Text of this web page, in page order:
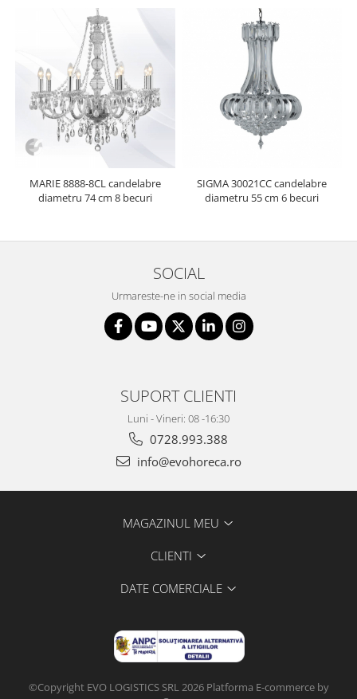
MARIE 8888-8CL candelabre
diametru 74 cm 8 becuri
SIGMA 30021CC candelabre
diametru 55 cm 6 becuri
SOCIAL
Urmareste-ne in social media
SUPORT CLIENTI
Luni - Vineri: 08 -16:30
0728.993.388
info@evohoreca.ro
MAGAZINUL MEU
CLIENTI
DATE COMERCIALE
©Copyright EVO LOGISTICS SRL 2026 Platforma E-commerce by